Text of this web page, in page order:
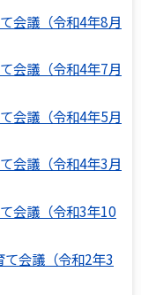
会議（令和4年8月
会議（令和4年7月
会議（令和4年5月
会議（令和4年3月
会議（令和3年10
会議（令和2年3